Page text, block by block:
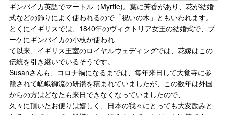
ギンバイカ英語でマートル（Myrtle)。葉に芳香があり、花が結婚
式などの飾りによく使われるので「祝いの木」ともいわれます。
とくにイギリスでは、1840年のヴィクトリア女王の結婚式で、ブ
ーケにギンバイカの小枝が使われ
て以来、イギリス王室のロイヤルウェディングでは、花嫁はこの
伝統を引き継いでいるそうです。
Susanさんも、コロナ禍になるまでは、毎年来日して大覚寺に参
籠されて嵯峨御流の研鑽を積まれていましたが、この数年は外国
からの方はどなたも来日できなくなっていましたので、
久々に頂いたお便りは嬉しく、日本の我々にとっても大変励みと